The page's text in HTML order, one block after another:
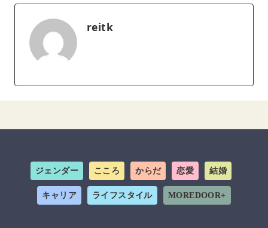
reitk
ジェンダー こころ からだ 恋愛 結婚
キャリア ライフスタイル MOREDOOR+